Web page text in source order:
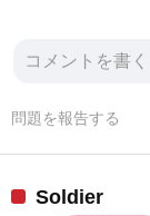
問題を報告する
Soldier